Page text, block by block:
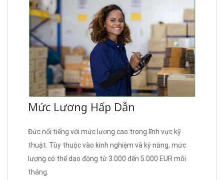
Mức Lương Hấp Dẫn
Đức nổi tiếng với mức lương cao trong lĩnh vực kỹ
thuật. Tùy thuộc vào kinh nghiệm và kỹ năng, mức
lương có thể dao động từ 3.000 đến 5.000 EUR mỗi
tháng.